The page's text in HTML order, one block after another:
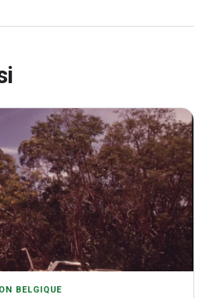
BELGIQUE